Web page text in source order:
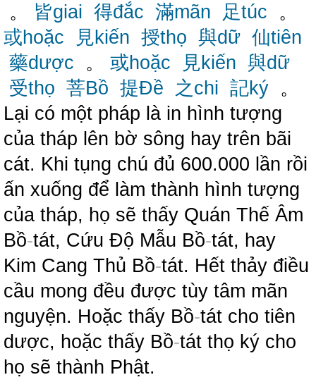
。 皆giai 得đắc 滿mãn 足túc 。
或hoặc
見kiến 授thọ 與dữ 仙tiên
藥dược 。 或hoặc 見kiến 與dữ
受thọ 菩Bồ 提Đề 之chi 記ký 。
Lại có một pháp là in hình tượng
của tháp lên bờ sông hay trên bãi
cát. Khi tụng chú đủ 600.000 lần rồi
ấn xuống để làm thành hình tượng
của tháp, họ sẽ thấy Quán Thế Âm
Bồ-tát, Cứu Độ Mẫu Bồ-tát, hay
Kim Cang Thủ Bồ-tát. Hết thảy điều
cầu mong đều được tùy tâm mãn
nguyện. Hoặc thấy Bồ-tát cho tiên
dược, hoặc thấy Bồ-tát thọ ký cho
họ sẽ thành Phật.